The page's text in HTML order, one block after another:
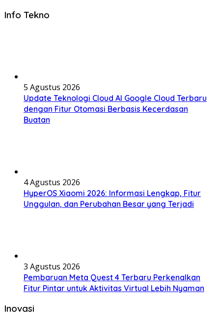
Info Tekno
5 Agustus 2026
Update Teknologi Cloud AI Google Cloud Terbaru
dengan Fitur Otomasi Berbasis Kecerdasan
Buatan
4 Agustus 2026
HyperOS Xiaomi 2026: Informasi Lengkap, Fitur
Unggulan, dan Perubahan Besar yang Terjadi
3 Agustus 2026
Pembaruan Meta Quest 4 Terbaru Perkenalkan
Fitur Pintar untuk Aktivitas Virtual Lebih Nyaman
Inovasi